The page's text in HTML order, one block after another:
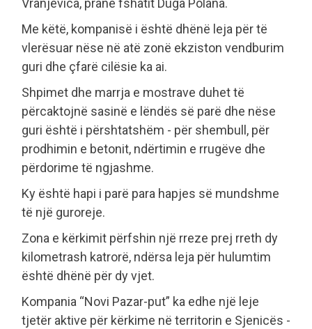
Vranjevica, pranë fshatit Duga Polana.
Me këtë, kompanisë i është dhënë leja për të
vlerësuar nëse në atë zonë ekziston vendburim
guri dhe çfarë cilësie ka ai.
Shpimet dhe marrja e mostrave duhet të
përcaktojnë sasinë e lëndës së parë dhe nëse
guri është i përshtatshëm - për shembull, për
prodhimin e betonit, ndërtimin e rrugëve dhe
përdorime të ngjashme.
Ky është hapi i parë para hapjes së mundshme
të një guroreje.
Zona e kërkimit përfshin një rreze prej rreth dy
kilometrash katrorë, ndërsa leja për hulumtim
është dhënë për dy vjet.
Kompania “Novi Pazar-put” ka edhe një leje
tjetër aktive për kërkime në territorin e Sjenicës -